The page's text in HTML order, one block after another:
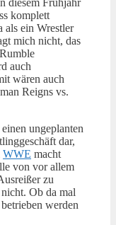
diesem Frühjahr
komplett
als ein Wrestler
mich nicht, das
auch
wären auch
Reigns vs.
ungeplanten
dar,
WWE macht
von vor allem
zu
Ob da mal
werden